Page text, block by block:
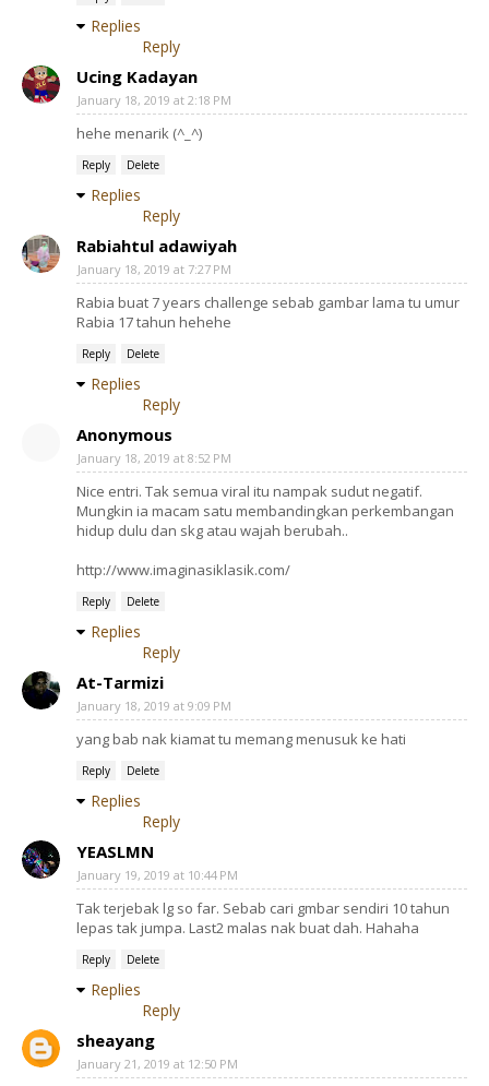
Replies
Reply
Ucing Kadayan
January 18, 2019 at 2:18 PM
hehe menarik (^_^)
Reply Delete
Replies
Reply
Rabiahtul adawiyah
January 18, 2019 at 7:27 PM
Rabia buat 7 years challenge sebab gambar lama tu umur
Rabia 17 tahun hehehe
Reply Delete
Replies
Reply
Anonymous
January 18, 2019 at 8:52 PM
Nice entri. Tak semua viral itu nampak sudut negatif.
Mungkin ia macam satu membandingkan perkembangan
hidup dulu dan skg atau wajah berubah..
http://www.imaginasiklasik.com/
Reply Delete
Replies
Reply
At-Tarmizi
January 18, 2019 at 9:09 PM
yang bab nak kiamat tu memang menusuk ke hati
Reply Delete
Replies
Reply
YEASLMN
January 19, 2019 at 10:44 PM
Tak terjebak lg so far. Sebab cari gmbar sendiri 10 tahun
lepas tak jumpa. Last2 malas nak buat dah. Hahaha
Reply Delete
Replies
Reply
sheayang
January 21, 2019 at 12:50 PM